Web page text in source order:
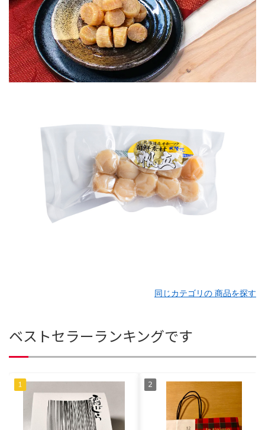
同じカテゴリの 商品を探す
ベストセラーランキングです